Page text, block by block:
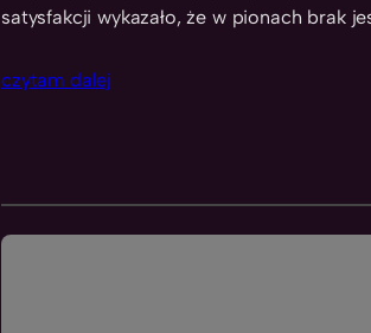
satysfakcji wykazało, że w pionach brak
czytam dalej